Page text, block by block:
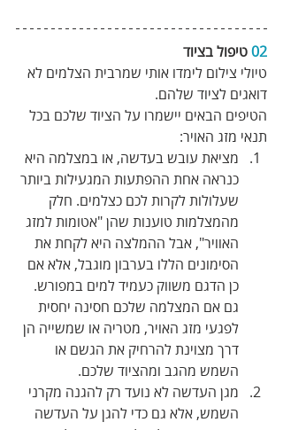
02 טיפול בציוד
טיולי צילום לימדו אותי שמרבית הצלמים לא
דואגים לציוד שלהם.
הטיפים הבאים יישמרו על הציוד שלכם בכל
תנאי מזג האויר:
מציאת עובש בעדשה, או במצלמה היא
כנראה אחת ההפתעות המגעילות ביותר
שעלולות לקרות לכם כצלמים. חלק
מהמצלמות טוענות שהן "אטומות למזג
האוויר", אבל ההמלצה היא לקחת את
הסימונים הללו בערבון מוגבל, אלא אם
כן הדגם משווק כעמיד למים במפורש.
גם אם המצלמה שלכם חסינה יחסית
לפגעי מזג האויר, מטריה או שמשייה הן
דרך מצוינת להרחיק את הגשם או
השמש מהגב ומהציוד שלכם.
מגן העדשה לא נועד רק להגנה מקרני
השמש, אלא גם כדי להגן על העדשה